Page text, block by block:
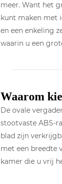
meer. Want het
kunt maken met
en een enkeling
waarin u een
Waarom
De ovale
stootvaste ABS-
blad zijn
met een breedte
kamer die u vrij